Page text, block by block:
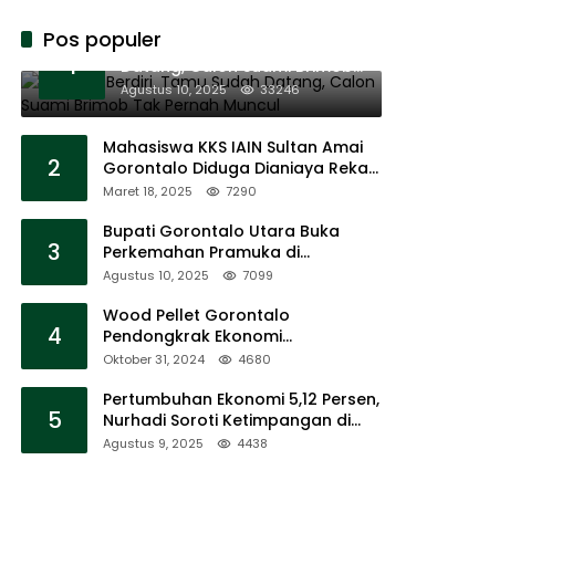
Lanjutkan
Kepemimpinan
Pos populer
1
11 Tenda Berdiri, Tamu Sudah
Datang, Calon Suami Brimob
Tak Pernah Muncul
Agustus 10, 2025 33246
2
Mahasiswa KKS IAIN Sultan Amai
Gorontalo Diduga Dianiaya Rekan
Sendiri di Popayato Barat
Maret 18, 2025 7290
3
Bupati Gorontalo Utara Buka
Perkemahan Pramuka di
Sumalata
Agustus 10, 2025 7099
4
Wood Pellet Gorontalo
Pendongkrak Ekonomi
Masyarakat Dan Mendorong
Oktober 31, 2024 4680
5
Pertumbuhan Ekonomi 5,12 Persen,
Nurhadi Soroti Ketimpangan di
Lapangan
Agustus 9, 2025 4438